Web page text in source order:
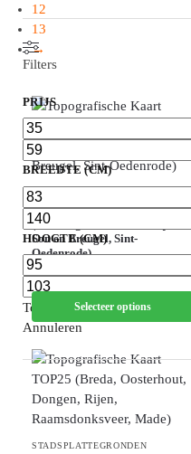
12
13
→
STADSPLATTEGRONDEN
Topografische Kaart TOP25
(Best, Veghel, Boxtel, Schijndel,
Son en Breugel, Sint-
Oedenrode)
€35,91
Selecteer options
STADSPLATTEGRONDEN
Filters
PRIJS
BREEDTE (CM)
HOOGTE (CM)
Toon 148)
Annuleren